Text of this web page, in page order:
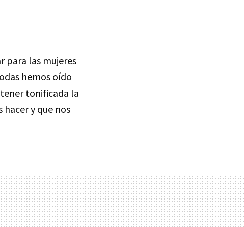
para las mujeres
hemos oído
tonificada la
y que nos